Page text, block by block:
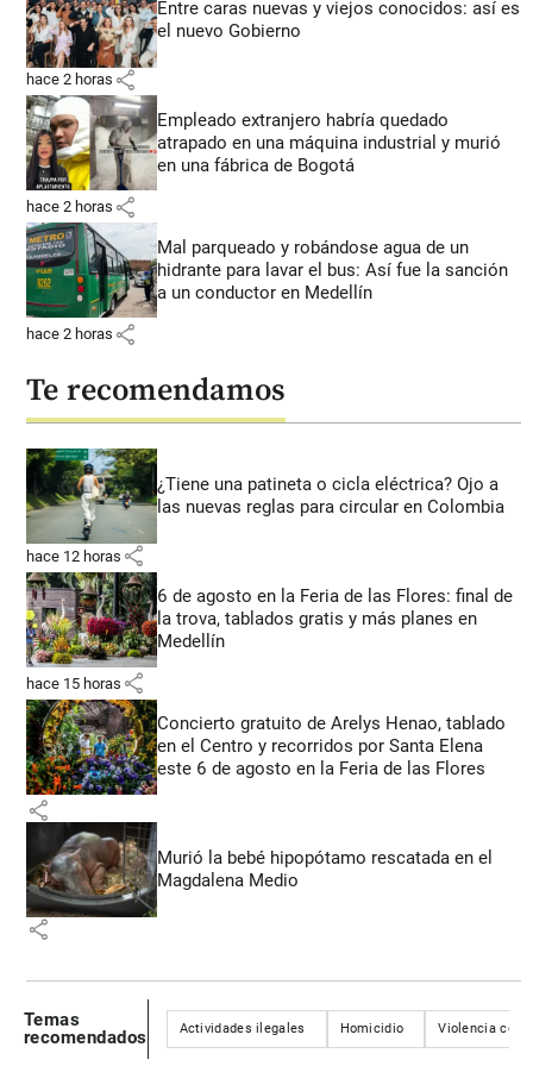
Entre caras nuevas y viejos conocidos: así es
el nuevo Gobierno
hace 2 horas share
Empleado extranjero habría quedado
atrapado en una máquina industrial y murió
en una fábrica de Bogotá
hace 2 horas share
Mal parqueado y robándose agua de un
hidrante para lavar el bus: Así fue la sanción
a un conductor en Medellín
hace 2 horas share
Te recomendamos
¿Tiene una patineta o cicla eléctrica? Ojo a
las nuevas reglas para circular en Colombia
hace 12 horas share
6 de agosto en la Feria de las Flores: final de
la trova, tablados gratis y más planes en
Medellín
hace 15 horas share
Concierto gratuito de Arelys Henao, tablado
en el Centro y recorridos por Santa Elena
este 6 de agosto en la Feria de las Flores
share
Murió la bebé hipopótamo rescatada en el
Magdalena Medio
share
Temas
recomendados
Actividades ilegales Homicidio Violencia